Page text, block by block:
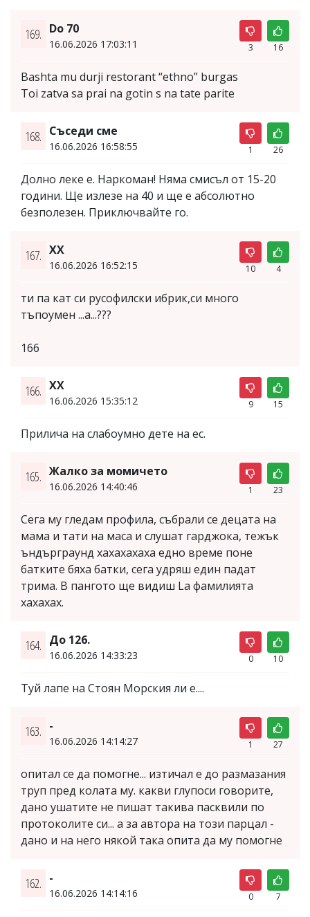
169. Do 70
16.06.2026 17:03:11 3 16
Bashta mu durji restorant “ethno” burgas
Toi zatva sa prai na gotin s na tate parite
168. Съседи сме
16.06.2026 16:58:55 1 26
Долно леке е. Наркоман! Няма смисъл от 15-20
години. Ще излезе на 40 и ще е абсолютно
безполезен. Приключвайте го.
167. ХХ
16.06.2026 16:52:15 10 4
ти па кат си русофилски ибрик,си много
тъпоумен ...а...???
166
166. ХХ
16.06.2026 15:35:12 9 15
Прилича на сла6оумно дете на ес.
165. Жалко за момичето
16.06.2026 14:40:46 1 23
Сега му гледам профила, събрали се децата на
мама и тати на маса и слушат гарджока, тежък
ъндърграунд хахахахаха едно време поне
батките бяха батки, сега удряш един падат
трима. В пангото ще видиш La фамилията
хахахах.
164. До 126.
16.06.2026 14:33:23 0 10
Туй лапе на Стоян Морския ли е....
163. -
16.06.2026 14:14:27 1 27
опитал се да помогне... изтичал е до размазания
труп пред колата му. какви глупоси говорите,
дано ушатите не пишат такива пасквили по
протоколите си... а за автора на този парцал -
дано и на него някой така опита да му помогне
162. -
16.06.2026 14:14:16 0 7